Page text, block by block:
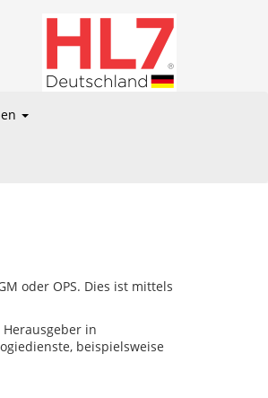
oder OPS. Dies ist mittels
in
beispielsweise